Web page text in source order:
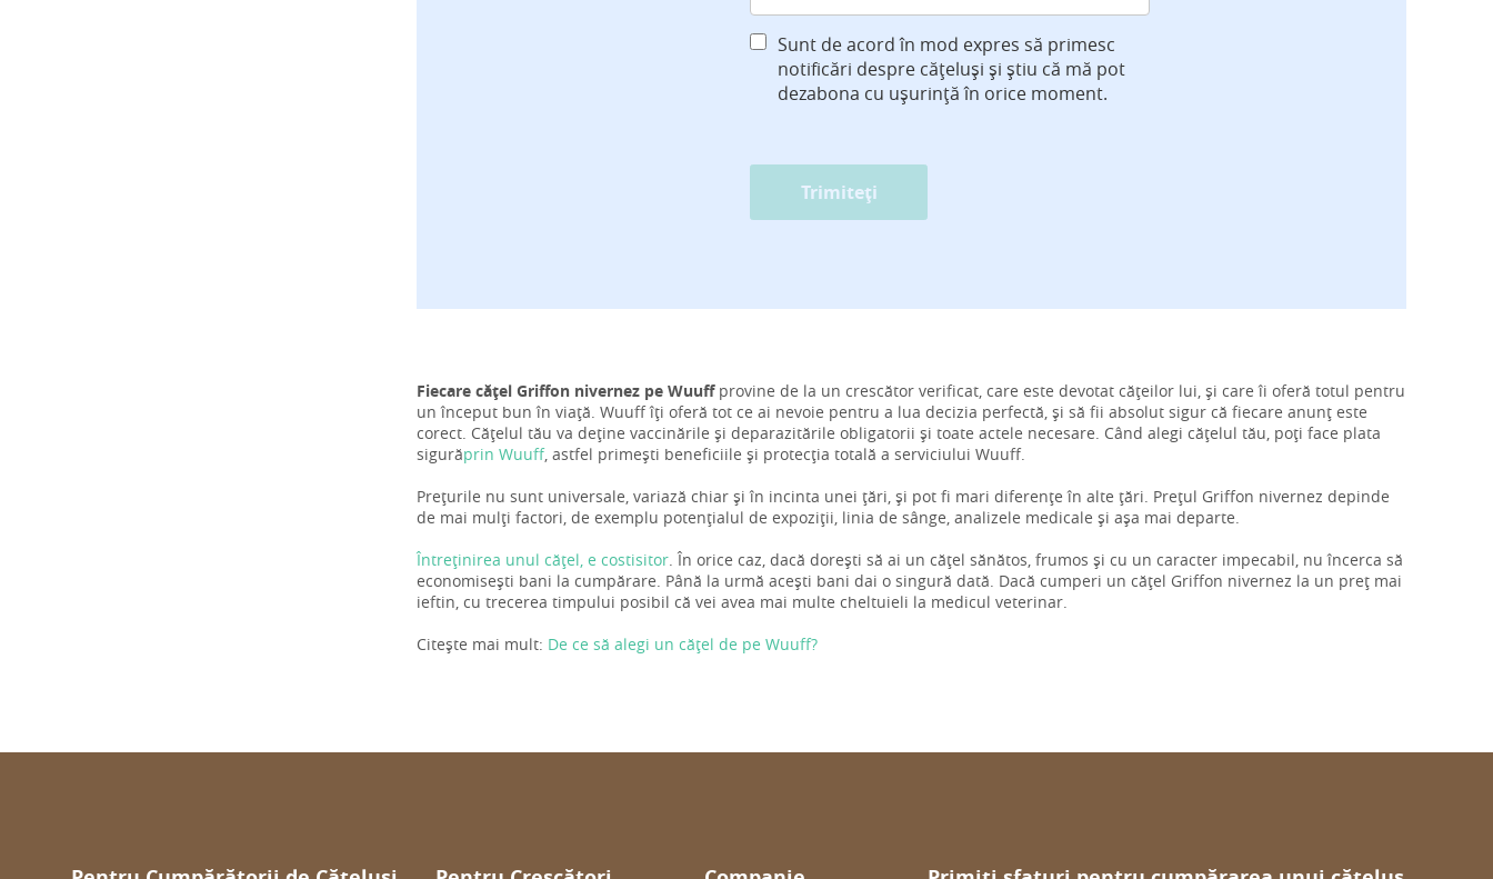
Sunt de acord în mod expres să primesc
notificări despre cățeluși și știu că mă pot
dezabona cu ușurință în orice moment.
Trimiteți
Fiecare cățel Griffon nivernez pe Wuuffprovine de la un crescător verificat, care este devotat cățeilor lui, și care îi oferă totul pentru
un început bun în viață. Wuuff îți oferă tot ce ai nevoie pentru a lua decizia perfectă, și să fii absolut sigur că fiecare anunț este
corect. Cățelul tău va deține vaccinările și deparazitările obligatorii și toate actele necesare. Când alegi cățelul tău, poți face plata
sigurăprin Wuuff, astfel primești beneficiile și protecția totală a serviciului Wuuff.
Prețurile nu sunt universale, variază chiar și în incinta unei țări, și pot fi mari diferențe în alte țări. Prețul Griffon nivernez depinde
de mai mulți factori, de exemplu potențialul de expoziții, linia de sânge, analizele medicale și așa mai departe.
Întreținirea unul cățel, e costisitor. În orice caz, dacă dorești să ai un cățel sănătos, frumos și cu un caracter impecabil, nu încerca să
economisești bani la cumpărare. Până la urmă acești bani dai o singură dată. Dacă cumperi un cățel Griffon nivernez la un preț mai
ieftin, cu trecerea timpului posibil că vei avea mai multe cheltuieli la medicul veterinar.
Citește mai mult: De ce să alegi un cățel de pe Wuuff?